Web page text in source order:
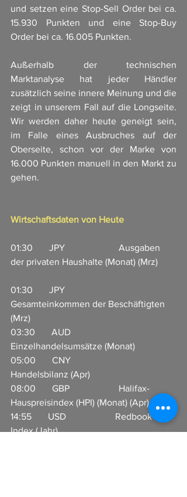
und setzen eine Stop-Sell Order bei ca.
15.930 Punkten und eine Stop-Buy
Order bei ca. 16.005 Punkten.
Außerhalb der technischen
Marktanalyse hat jeder Händler
zusätzlich seine innere Meinung und die
zeigt in unserem Fall auf die Longseite.
Wir werden daher heute geneigt sein,
im Falle eines Ausbruches auf der
Oberseite, schon vor der Marke von
16.000 Punkten manuell in den Markt zu
gehen.
Wirtschaftsdaten von Heute
01:30       JPY                       Ausgaben
der privaten Haushalte (Monat) (Mrz)
01:30       JPY
Gesamteinkommen der Beschäftigten
(Mrz)
03:30       AUD
Einzelhandelsumsätze (Monat)
05:00       CNY
Handelsbilanz (Apr)
08:00       GBP                     Halifax-
Hauspreisindex (HPI) (Monat) (Apr)
14:55       USD                     Redbook-
Index (Jahr)